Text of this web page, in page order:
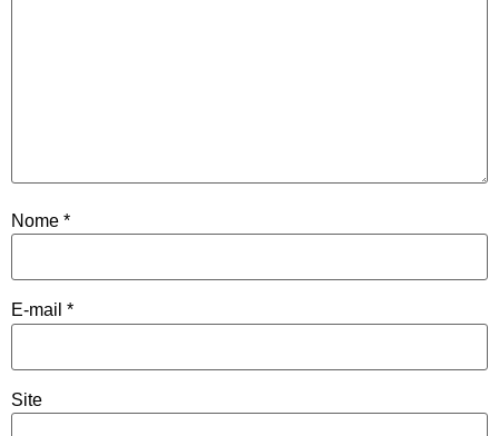
Nome *
E-mail *
Site